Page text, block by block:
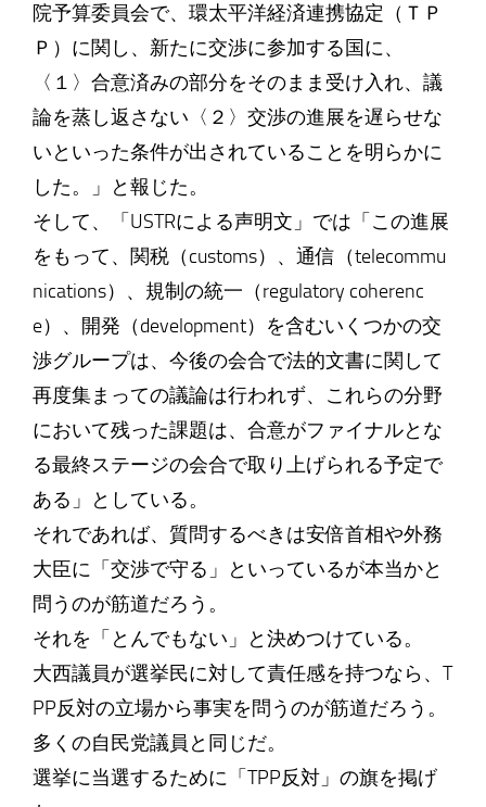
院予算委員会で、環太平洋経済連携協定（ＴＰ
Ｐ）に関し、新たに交渉に参加する国に、
〈１〉合意済みの部分をそのまま受け入れ、議
論を蒸し返さない〈２〉交渉の進展を遅らせな
いといった条件が出されていることを明らかに
した。」と報じた。
そして、「USTRによる声明文」では「この進展
をもって、関税（customs）、通信（telecommu
nications）、規制の統一（regulatory coherenc
e）、開発（development）を含むいくつかの交
渉グループは、今後の会合で法的文書に関して
再度集まっての議論は行われず、これらの分野
において残った課題は、合意がファイナルとな
る最終ステージの会合で取り上げられる予定で
ある」としている。
それであれば、質問するべきは安倍首相や外務
大臣に「交渉で守る」といっているが本当かと
問うのが筋道だろう。
それを「とんでもない」と決めつけている。
大西議員が選挙民に対して責任感を持つなら、T
PP反対の立場から事実を問うのが筋道だろう。
多くの自民党議員と同じだ。
選挙に当選するために「TPP反対」の旗を掲げ